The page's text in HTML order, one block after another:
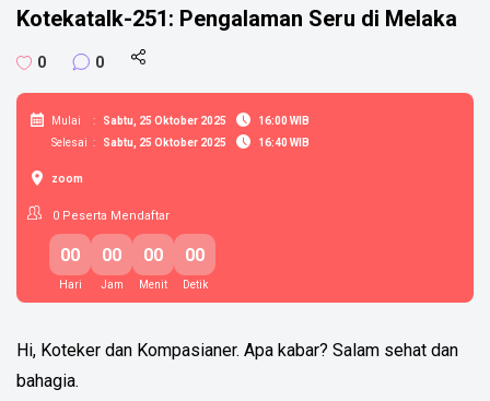
Kotekatalk-251: Pengalaman Seru di Melaka
0 0
Mulai : Sabtu, 25 Oktober 2025
16:00 WIB
Selesai : Sabtu, 25 Oktober 2025 16:40 WIB
zoom
00 00 00 00
Hari Jam Menit Detik
0 Peserta Mendaftar
Hi, Koteker dan Kompasianer. Apa kabar? Salam sehat dan
bahagia.